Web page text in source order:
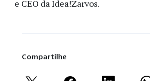
e CEO da Idea!Zarvos.
Compartilhe